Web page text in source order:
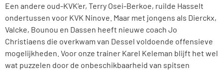
Een andere oud-KVK’er, Terry Osei-Berkoe, ruilde Hasselt
ondertussen voor KVK Ninove. Maar met jongens als Dierckx,
Valcke, Bounou en Dassen heeft nieuwe coach Jo
Christiaens die overkwam van Dessel voldoende offensieve
mogelijkheden. Voor onze trainer Karel Keleman blijft het wel
wat puzzelen door de onbeschikbaarheid van spitsen